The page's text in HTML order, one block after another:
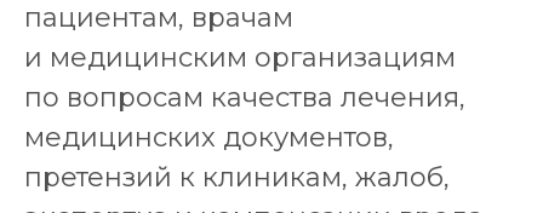
пациентам, врачам
и медицинским организациям
по вопросам качества лечения,
медицинских документов,
претензий к клиникам, жалоб,